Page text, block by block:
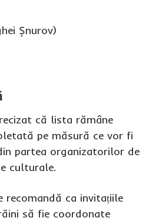
Șnurov)
că lista rămâne
pe măsură ce vor fi
partea organizatorilor de
culturale.
ca invitațiile
să fie coordonate